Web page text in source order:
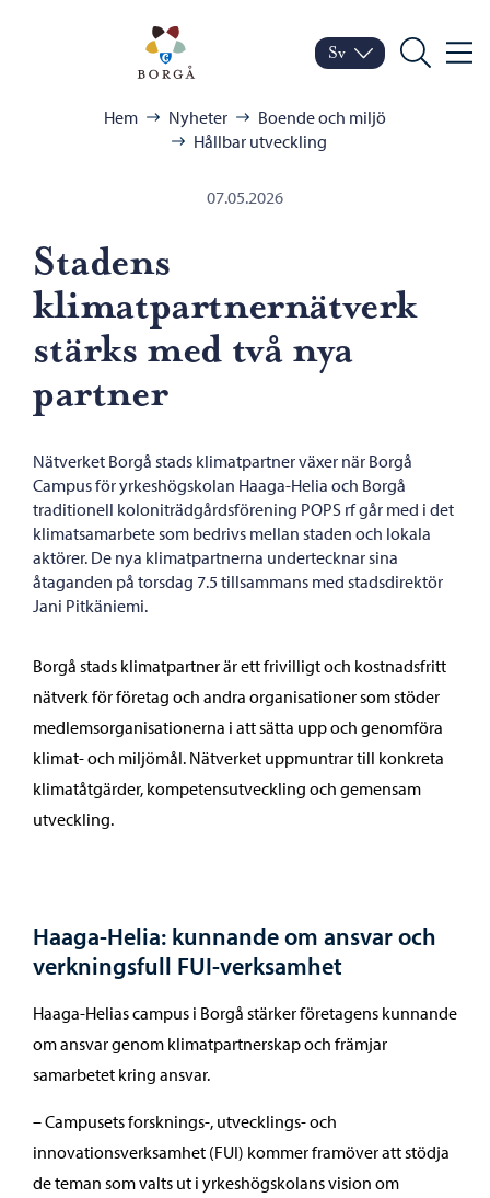
Porvoo – Gå till
Byt språk
Nuvarande språk:
Sv
Sök Meny
Hem Nyheter
Boende och miljö
Hållbar utveckling
07.05.2026
Stadens
klimatpartnernätverk
stärks med två nya
partner
Nätverket Borgå stads klimatpartner växer när Borgå
Campus för yrkeshögskolan Haaga-Helia och Borgå
traditionell koloniträdgårdsförening POPS rf går med i det
klimatsamarbete som bedrivs mellan staden och lokala
aktörer. De nya klimatpartnerna undertecknar sina
åtaganden på torsdag 7.5 tillsammans med stadsdirektör
Jani Pitkäniemi.
Borgå stads klimatpartner är ett frivilligt och kostnadsfritt
nätverk för företag och andra organisationer som stöder
medlemsorganisationerna i att sätta upp och genomföra
klimat- och miljömål. Nätverket uppmuntrar till konkreta
klimatåtgärder, kompetensutveckling och gemensam
utveckling.
Haaga-Helia: kunnande om ansvar och
verkningsfull FUI-verksamhet
Haaga-Helias campus i Borgå stärker företagens kunnande
om ansvar genom klimatpartnerskap och främjar
samarbetet kring ansvar.
– Campusets forsknings-, utvecklings- och
innovationsverksamhet (FUI) kommer framöver att stödja
de teman som valts ut i yrkeshögskolans vision om